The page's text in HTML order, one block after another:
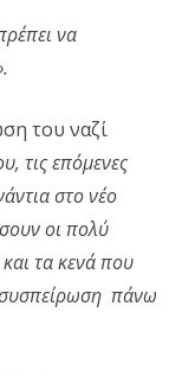
να
του ναζί
τις επόμενες
στο νέο
οι πολύ
και τα κενά που
συσπείρωση πάνω